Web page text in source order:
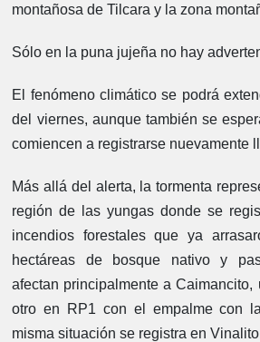
montañosa de Tilcara y la zona
Sólo en la puna jujeña no hay
El fenómeno climático se podrá
del viernes, aunque también se
comiencen a registrarse nuevamente
Más allá del alerta, la tormenta
región de las yungas donde se
incendios forestales que ya
hectáreas de bosque nativo y
afectan principalmente a
otro en RP1 con el empalme con
misma situación se registra en